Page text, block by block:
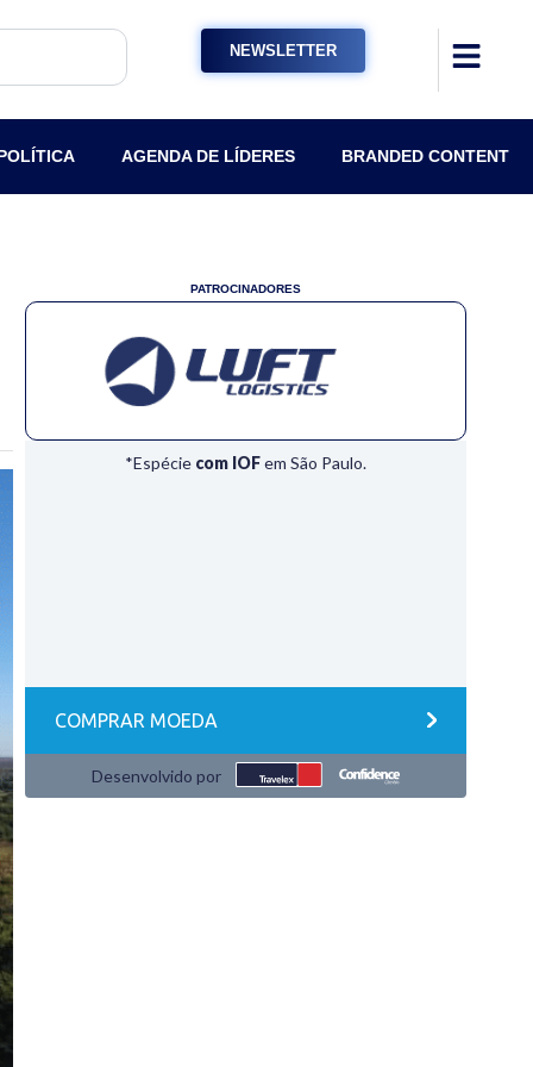
NEWSLETTER
AGENDA DE LÍDERES BRANDED CONTENT
PATROCINADORES